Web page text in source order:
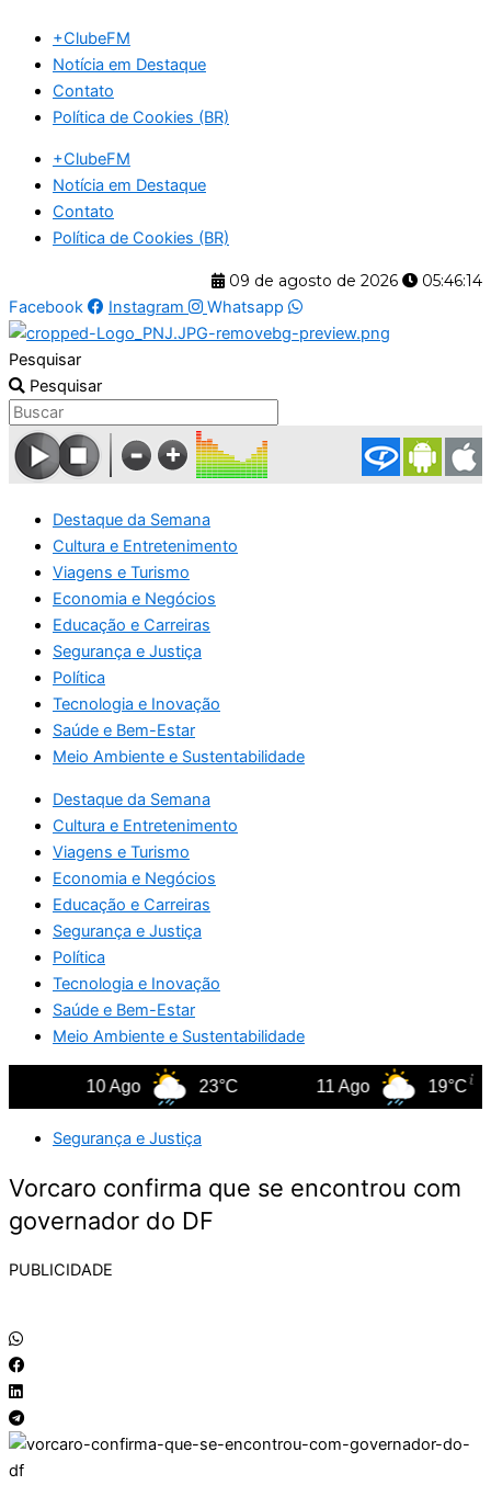
para
conteúdo
+ClubeFM
Notícia em Destaque
Contato
Política de Cookies (BR)
+ClubeFM
Notícia em Destaque
Contato
Política de Cookies (BR)
09 de agosto de 2026
05:46:15
Facebook
Instagram Whatsapp
Pesquisar
Pesquisar
Destaque da Semana
Cultura e Entretenimento
Viagens e Turismo
Economia e Negócios
Educação e Carreiras
Segurança e Justiça
Política
Tecnologia e Inovação
Saúde e Bem-Estar
Meio Ambiente e Sustentabilidade
Destaque da Semana
Cultura e Entretenimento
Viagens e Turismo
Economia e Negócios
Educação e Carreiras
Segurança e Justiça
Política
Tecnologia e Inovação
Saúde e Bem-Estar
Meio Ambiente e Sustentabilidade
10 Ago 23°C 11 Ago 19°C
Segurança e Justiça
Vorcaro confirma que se encontrou com
governador do DF
PUBLICIDADE